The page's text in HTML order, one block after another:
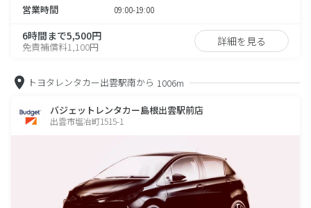
営業時間 09:00-19:00
6時間まで5,500円
免責補償料1,100円 詳細を見る
トヨタレンタカー出雲駅南から 1006m
バジェットレンタカー島根出雲駅前店
出雲市塩冶町1515-1